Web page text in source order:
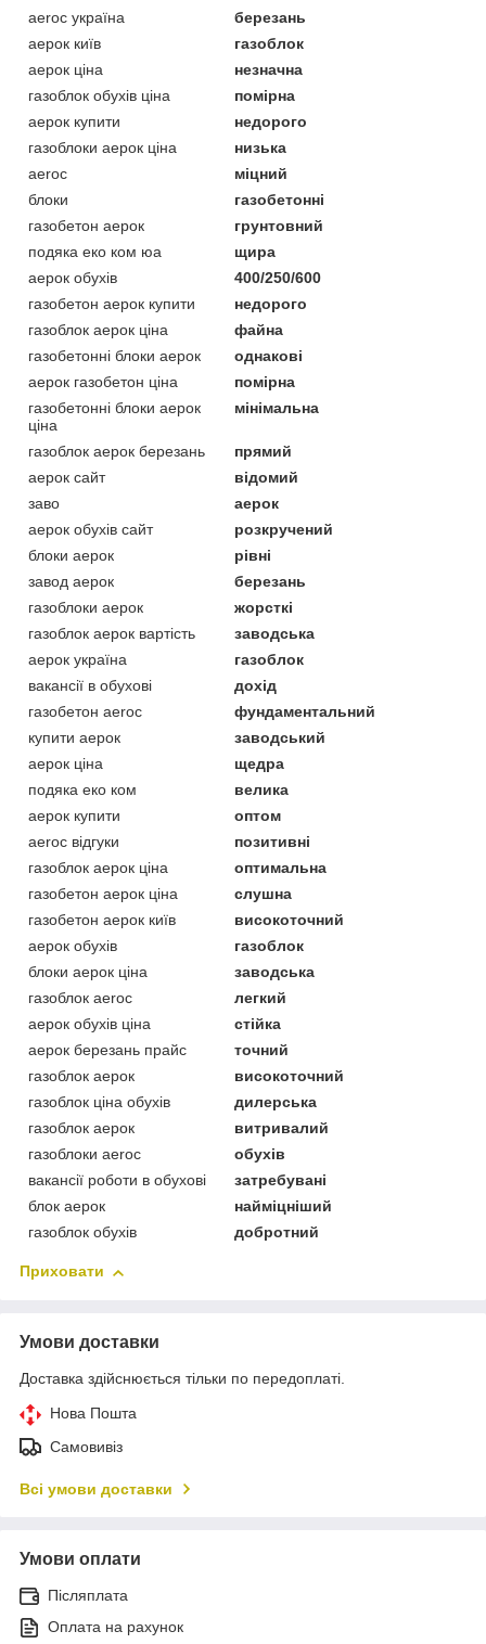
aeroc україна
березань
аерок київ
газоблок
аерок ціна
незначна
газоблок обухів ціна
помірна
аерок купити
недорого
газоблоки аерок ціна
низька
aeroc
міцний
блоки
газобетонні
газобетон аерок
грунтовний
подяка еко ком юа
щира
аерок обухів
400/250/600
газобетон аерок купити
недорого
газоблок аерок ціна
файна
газобетонні блоки аерок
однакові
аерок газобетон ціна
помірна
газобетонні блоки аерок
ціна
мінімальна
газоблок аерок березань
прямий
аерок сайт
відомий
заво
аерок
аерок обухів сайт
розкручений
блоки аерок
рівні
завод аерок
березань
газоблоки аерок
жорсткі
газоблок аерок вартість
заводська
аерок україна
газоблок
вакансії в обухові
дохід
газобетон aeroc
фундаментальний
купити аерок
заводський
аерок ціна
щедра
подяка еко ком
велика
аерок купити
оптом
aeroc відгуки
позитивні
газоблок аерок ціна
оптимальна
газобетон аерок ціна
слушна
газобетон аерок київ
високоточний
аерок обухів
газоблок
блоки аерок ціна
заводська
газоблок aeroc
легкий
аерок обухів ціна
стійка
аерок березань прайс
точний
газоблок аерок
високоточний
газоблок ціна обухів
дилерська
газоблок аерок
витривалий
газоблоки aeroc
обухів
вакансії роботи в обухові
затребувані
блок аерок
найміцніший
газоблок обухів
добротний
Приховати
Умови доставки
Доставка здійснюється тільки по передоплаті.
Нова Пошта
Самовивіз
Всі умови доставки
Умови оплати
Післяплата
Оплата на рахунок